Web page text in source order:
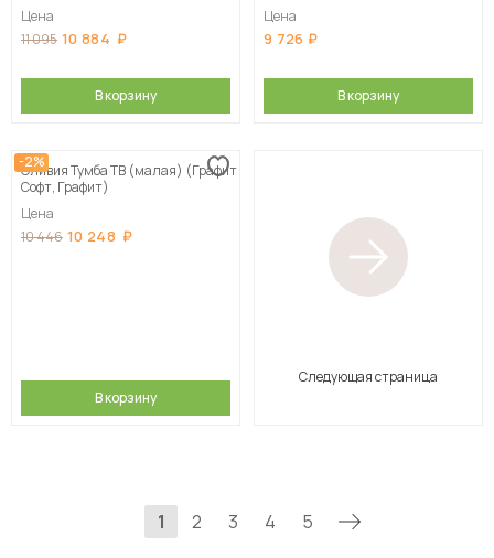
Цена
11 095 10 884
В корзину
Цена
9 726
В корзину
-2%
Оливия Тумба ТВ (малая) (Графит
Софт, Графит)
Цена
10 446 10 248
В корзину
Следующая страница
1 2 3 4 5